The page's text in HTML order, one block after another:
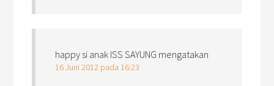
happy si anak ISS SAYUNG mengatakan
16 Juni 2012 pada 16:23